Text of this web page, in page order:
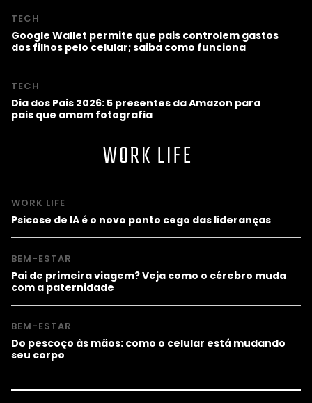
TECH
Google Wallet permite que pais controlem gastos
dos filhos pelo celular; saiba como funciona
TECH
Dia dos Pais 2026: 5 presentes da Amazon para
pais que amam fotografia
WORK LIFE
WORK LIFE
Psicose de IA é o novo ponto cego das lideranças
BEM-ESTAR
Pai de primeira viagem? Veja como o cérebro muda
com a paternidade
BEM-ESTAR
Do pescoço às mãos: como o celular está mudando
seu corpo